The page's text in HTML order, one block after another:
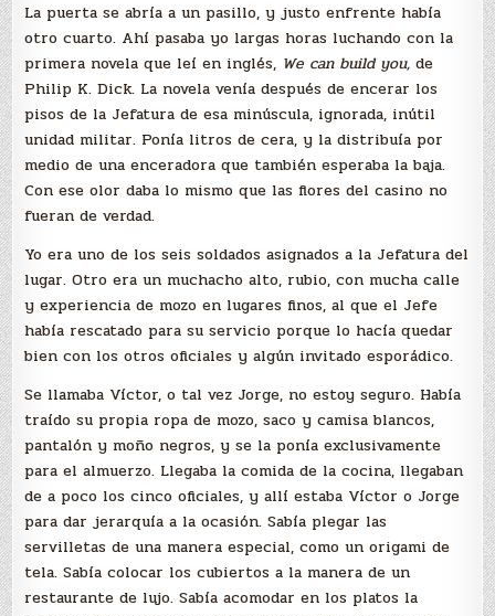
La puerta se abría a un pasillo, y justo enfrente había
otro cuarto. Ahí pasaba yo largas horas luchando con la
primera novela que leí en inglés, We can build you, de
Philip K. Dick. La novela venía después de encerar los
pisos de la Jefatura de esa minúscula, ignorada, inútil
unidad militar. Ponía litros de cera, y la distribuía por
medio de una enceradora que también esperaba la baja.
Con ese olor daba lo mismo que las flores del casino no
fueran de verdad.
Yo era uno de los seis soldados asignados a la Jefatura del
lugar. Otro era un muchacho alto, rubio, con mucha calle
y experiencia de mozo en lugares finos, al que el Jefe
había rescatado para su servicio porque lo hacía quedar
bien con los otros oficiales y algún invitado esporádico.
Se llamaba Víctor, o tal vez Jorge, no estoy seguro. Había
traído su propia ropa de mozo, saco y camisa blancos,
pantalón y moño negros, y se la ponía exclusivamente
para el almuerzo. Llegaba la comida de la cocina, llegaban
de a poco los cinco oficiales, y allí estaba Víctor o Jorge
para dar jerarquía a la ocasión. Sabía plegar las
servilletas de una manera especial, como un origami de
tela. Sabía colocar los cubiertos a la manera de un
restaurante de lujo. Sabía acomodar en los platos la